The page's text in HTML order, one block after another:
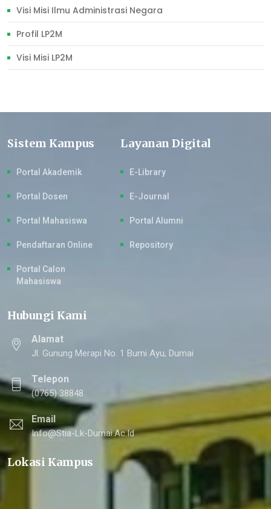
Visi Misi Ilmu Administrasi Negara
Profil LP2M
Visi Misi LP2M
Sistem Kampus
Portal Akademik
Portal Dosen
Portal Mahasiswa
Pendaftaran Online
Portal Calon
Mahasiswa
Layanan Digital
E-Library
E-Journal
Portal Alumni
Repository
Hubungi Kami
Alamat
Jl. Gunung Merapi No. 1 Bumi Ayu, Dumai
Telepon
(0765) 38848
Email
Info@stia-Lk-Dumai.ac.id
Lokasi Kampus